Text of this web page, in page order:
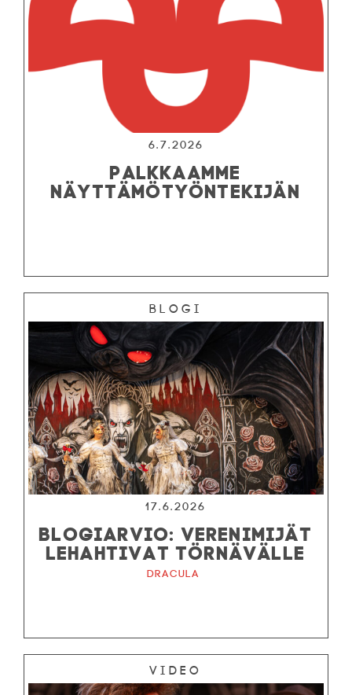
6.7.2026
PALKKAAMME
NÄYTTÄMÖTYÖNTEKIJÄN
Blogi
17.6.2026
BLOGIARVIO: VERENIMIJÄT
LEHAHTIVAT TÖRNÄVÄLLE
Dracula
Video